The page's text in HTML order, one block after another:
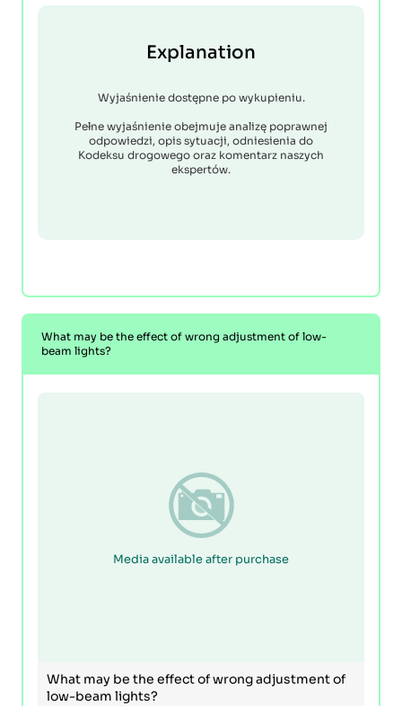
Explanation
Wyjaśnienie dostępne po wykupieniu.
Pełne wyjaśnienie obejmuje analizę poprawnej
odpowiedzi, opis sytuacji, odniesienia do
Kodeksu drogowego oraz komentarz naszych
ekspertów.
What may be the effect of wrong adjustment of low-
beam lights?
Media available after purchase
What may be the effect of wrong adjustment of
low-beam lights?